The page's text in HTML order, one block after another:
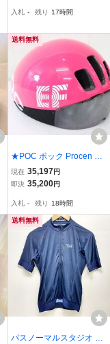
入札 - 残り 17時間
送料無料
★POC ポック Procen Air
ヘルメット Mサイズ 54-5
9cm 美品
現在 35,197円
即決 35,200円
入札 - 残り 18時間
送料無料
パスノーマルスタジオ PA